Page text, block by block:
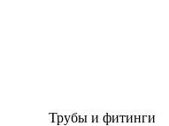
Трубы и фитинги